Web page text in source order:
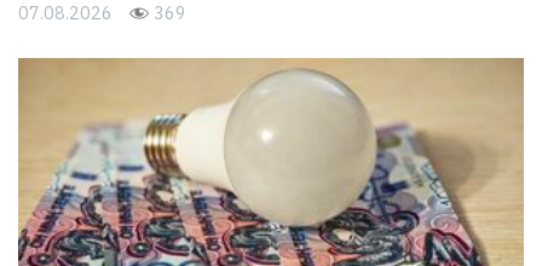
07.08.2026 369